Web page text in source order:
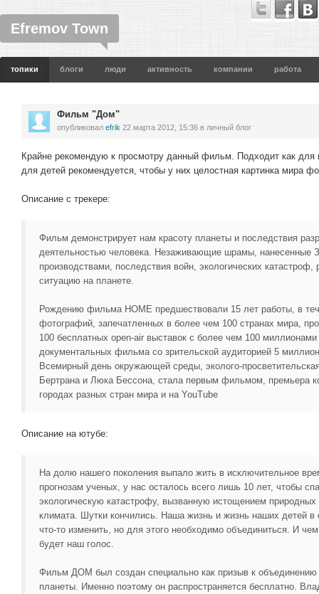
Efremov Town
топики блоги люди активность компании работа
Фильм "Дом"
опубликовал efrik 22 марта 2012, 15:36 в личный блог
Крайне рекомендую к просмотру данный фильм. Подходит как для
для детей рекомендуется, чтобы у них целостная картинка мира
Описание с трекере:
Фильм демонстрирует нам красоту планеты и последствия
деятельностью человека. Незаживающие шрамы,
производствами, последствия войн, экологических
ситуацию на планете.
Рождению фильма HOME предшествовали 15 лет работы, в
фотографий, запечатленных в более чем 100 странах мира,
100 бесплатных open-air выставок с более чем 100 миллионами
документальных фильма со зрительской аудиторией 5
Всемирный день окружающей среды, эколого-
Бертрана и Люка Бессона, стала первым фильмом, премьера
городах разных стран мира и на YouTube
Описание на ютубе:
На долю нашего поколения выпало жить в исключительное
прогнозам ученых, у нас осталось всего лишь 10 лет, чтобы
экологическую катастрофу, вызванную истощением
климата. Шутки кончились. Наша жизнь и жизнь наших детей
что-то изменить, но для этого необходимо объединиться. И
будет наш голос.
Фильм ДОМ был создан специально как призыв к
планеты. Именно поэтому он распространяется бесплатно.